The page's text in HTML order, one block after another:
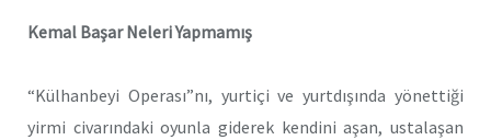
Kemal Başar Neleri Yapmamış
“Külhanbeyi Operası”nı, yurtiçi ve yurtdışında yönettiği
yirmi civarındaki oyunla giderek kendini aşan, ustalaşan